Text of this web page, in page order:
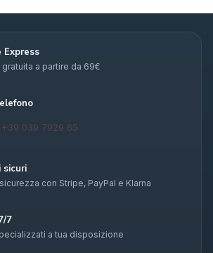
Express
a partire da 69€
+39 039 7929 65
sicuri
con Stripe, PayPal e Klarna
7
a tua disposizione